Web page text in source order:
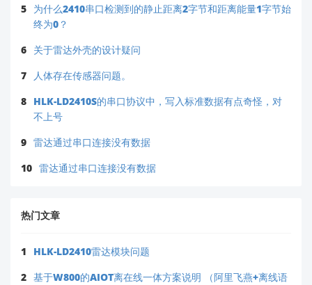
5 为什么2410串口检测到的静止距离2字节和距离能量1字节始
终为0？
6 关于雷达外壳的设计疑问
7
人体存在传感器问题。
8 HLK-LD2410S的串口协议中，写入标准数据有点奇怪，对
不上号
9 雷达通过串口连接没有数据
10 雷达通过串口连接没有数据
热门文章
1
HLK-LD2410雷达模块问题
2 基于W800的AIOT离在线一体方案说明 （阿里飞燕+离线语